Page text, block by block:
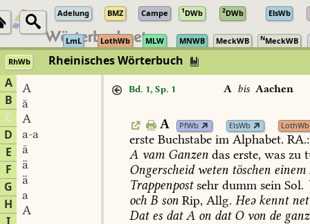
Adelung BMZ Campe 1DWb 2DWb ElsWb
LmL LothWb MLW MNWB MeckWB NMeckWB
RhWb
Rheinisches Wörterbuch
A
B
C
D
E
F
G
H
A
ă
A
a-a
ā
ä
ä
a
A
Bd. 1, Sp. 1 A bis Aachen
A PfWb ElsWb LothWb
erste Buchstabe im Alphabet. RA.:
A vam Ganzen das erste, was zu
Ongerscheidweten töschen einem
Trappenpostsehr dumm sein Sol.
och B son Rip, Allg. Heəkenntnet
Dates datA on datOvon de